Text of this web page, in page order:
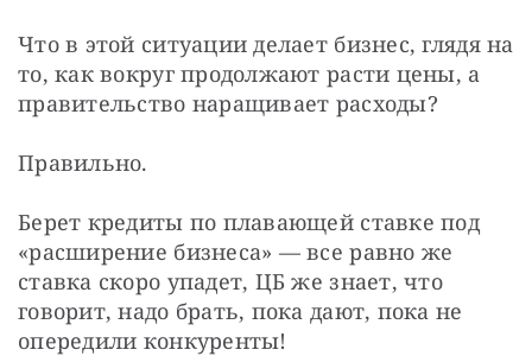
Что в этой ситуации делает бизнес, глядя на
то, как вокруг продолжают расти цены, а
правительство наращивает расходы?
Правильно.
Берет кредиты по плавающей ставке под
«расширение бизнеса» — все равно же
ставка скоро упадет, ЦБ же знает, что
говорит, надо брать, пока дают, пока не
опередили конкуренты!